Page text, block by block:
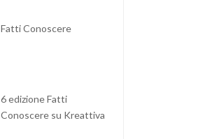
Fatti Conoscere
6 edizione Fatti
Conoscere su Kreattiva